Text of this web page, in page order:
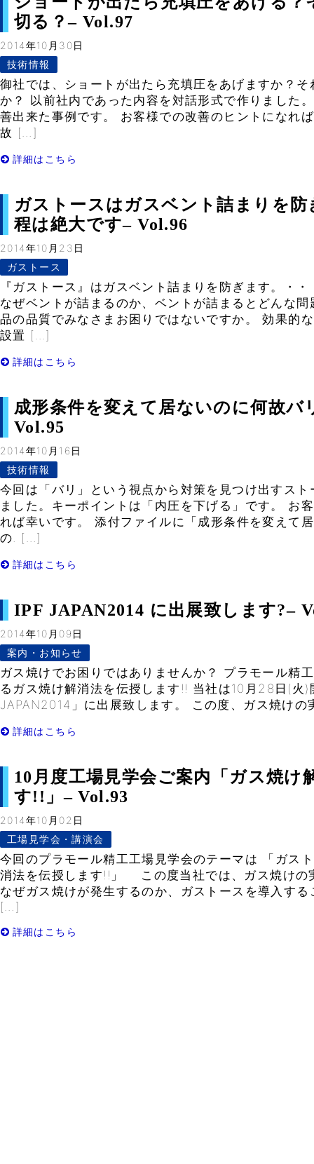
切る？– Vol.97
2014年10月30日
技術情報
御社では、ショートが出たら充填圧をあげますか？
か？ 以前社内であった内容を対話形式で作りました
善出来た事例です。 お客様での改善のヒントになれ
故 […]
詳細はこちら
ガストースはガスベント詰まりを
程は絶大です– Vol.96
2014年10月23日
ガストース
『ガストース』はガスベント詰まりを防ぎます。・
なぜベントが詰まるのか、ベントが詰まるとどんな
品の品質でみなさまお困りではないですか。 効果的
設置 […]
詳細はこちら
成形条件を変えて居ないのに何故バ
Vol.95
2014年10月16日
技術情報
今回は「バリ」という視点から対策を見つけ出すス
ました。キーポイントは「内圧を下げる」です。 お
れば幸いです。 添付ファイルに「成形条件を変えて
の. […]
詳細はこちら
IPF JAPAN2014 に出展致します?–
2014年10月09日
案内・お知らせ
ガス焼けでお困りではありませんか？ プラモール精
るガス焼け解消法を伝授します!! 当社は10月28日(火)
JAPAN2014」に出展致します。 この度、ガス焼け
詳細はこちら
10月度工場見学会ご案内「ガス焼け
す!!」– Vol.93
2014年10月02日
工場見学会・講演会
今回のプラモール精工工場見学会のテーマは 「ガス
消法を伝授します!!」 この度当社では、ガス焼けの
なぜガス焼けが発生するのか、ガストースを導入す
[…]
詳細はこちら